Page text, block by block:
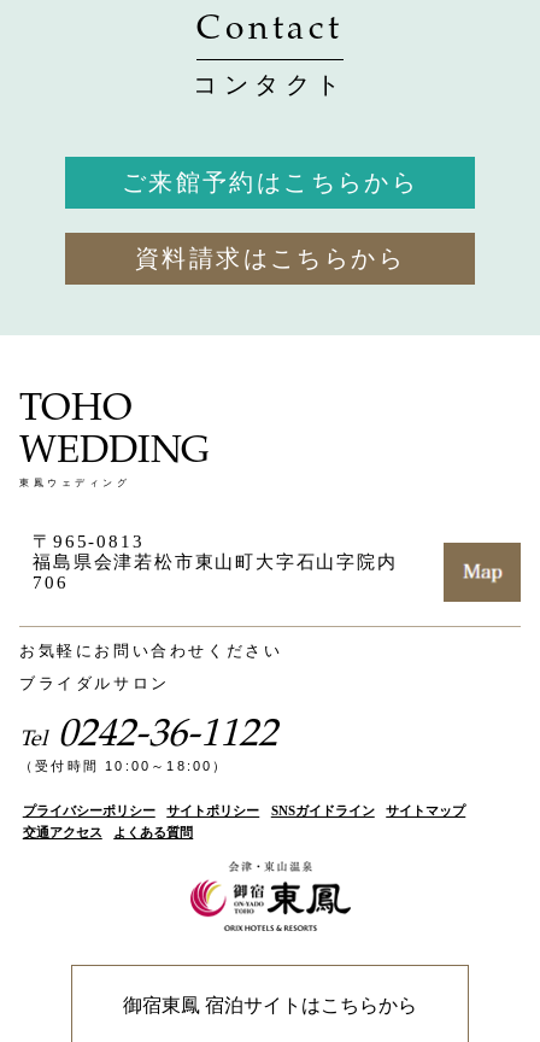
Contact
コンタクト
ご来館予約はこちらから
資料請求はこちらから
TOHO
WEDDING
東鳳ウェディング
〒965-0813
福島県会津若松市東山町大字石山字院内
706
お気軽にお問い合わせください
ブライダルサロン
Tel 0242-36-1122
（受付時間 10:00～18:00）
プライバシーポリシー サイトポリシー SNSガイドライン
サイトマップ
交通アクセス
よくある質問
御宿東鳳 宿泊サイトはこちらから